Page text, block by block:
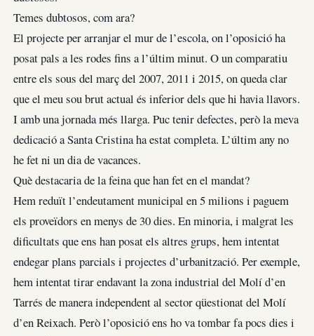
Temes dubtosos, com ara?
El projecte per arranjar el mur de l’escola, on l’oposició ha
posat pals a les rodes fins a l’últim minut. O un comparatiu
entre els sous del març del 2007, 2011 i 2015, on queda clar
que el meu sou brut actual és inferior dels que hi havia llavors.
I amb una jornada més llarga. Puc tenir defectes, però la meva
dedicació a Santa Cristina ha estat completa. L’últim any no
he fet ni un dia de vacances.
Què destacaria de la feina que han fet en el mandat?
Hem reduït l’endeutament municipal en 5 milions i paguem
els proveïdors en menys de 30 dies. En minoria, i malgrat les
dificultats que ens han posat els altres grups, hem intentat
endegar plans parcials i projectes d’urbanització. Per exemple,
hem intentat tirar endavant la zona industrial del Molí d’en
Tarrés de manera independent al sector qüestionat del Molí
d’en Reixach. Però l’oposició ens ho va tombar fa pocs dies i